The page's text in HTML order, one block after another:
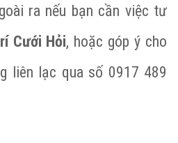
ra nếu bạn cần việc tư
Cưới Hỏi, hoặc góp ý cho
liên lạc qua số 0917 489